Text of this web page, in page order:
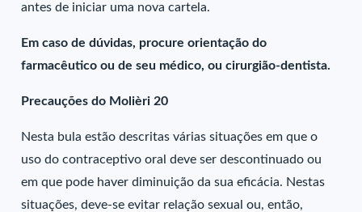
antes de iniciar uma nova cartela.
Em caso de dúvidas, procure orientação do
farmacêutico ou de seu médico, ou cirurgião-dentista.
Precauções do Molièri 20
Nesta bula estão descritas várias situações em que o
uso do contraceptivo oral deve ser descontinuado ou
em que pode haver diminuição da sua eficácia. Nestas
situações, deve-se evitar relação sexual ou, então,